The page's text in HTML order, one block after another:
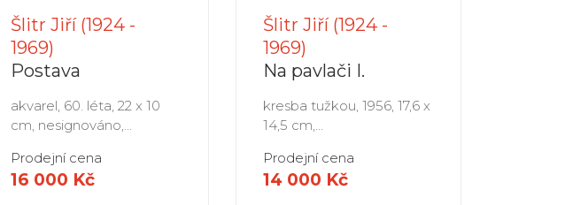
Šlitr Jiří (1924 -
1969)
Postava
akvarel, 60. léta, 22 x 10
cm, nesignováno,...
Prodejní cena
16 000 Kč
Šlitr Jiří (1924 -
1969)
Na pavlači I.
kresba tužkou, 1956, 17,6 x
14,5 cm,...
Prodejní cena
14 000 Kč